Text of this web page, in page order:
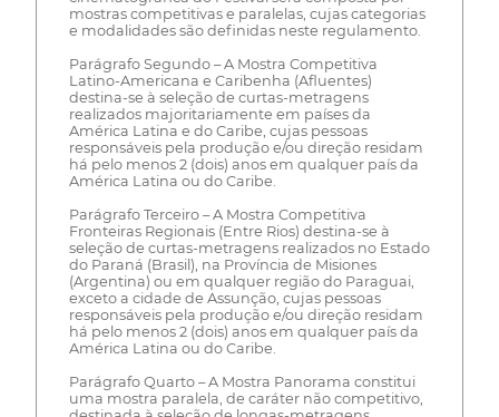
mostras competitivas e paralelas, cujas categorias
e modalidades são definidas neste regulamento.
Parágrafo Segundo – A Mostra Competitiva
Latino-Americana e Caribenha (Afluentes)
destina-se à seleção de curtas-metragens
realizados majoritariamente em países da
América Latina e do Caribe, cujas pessoas
responsáveis pela produção e/ou direção residam
há pelo menos 2 (dois) anos em qualquer país da
América Latina ou do Caribe.
Parágrafo Terceiro – A Mostra Competitiva
Fronteiras Regionais (Entre Rios) destina-se à
seleção de curtas-metragens realizados no Estado
do Paraná (Brasil), na Província de Misiones
(Argentina) ou em qualquer região do Paraguai,
exceto a cidade de Assunção, cujas pessoas
responsáveis pela produção e/ou direção residam
há pelo menos 2 (dois) anos em qualquer país da
América Latina ou do Caribe.
Parágrafo Quarto – A Mostra Panorama constitui
uma mostra paralela, de caráter não competitivo,